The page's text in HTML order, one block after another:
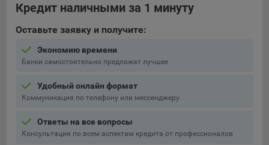
материалов по наиболее актуальному, подходящему
Компании, которым мы поручаем обработку данных для
данной цели:
Яндекса рекламная сеть (Yandex Mobile Ads, ADFOX) -
сервис показа контекстной рекламы. Адрес: Yandex
Google Ads - сервис показа контекстной рекламы,
предоставляемый компанией Google Ireland Ltd, Gordon
Кредит наличными за 1 минуту
Оставьте заявку и получите:
Экономию времени
Банки самостоятельно предложат лучшее
Удобный онлайн формат
Коммуникация по телефону или мессенджеру
Ответы на все вопросы
Консультация по всем аспектам кредита от профессионалов